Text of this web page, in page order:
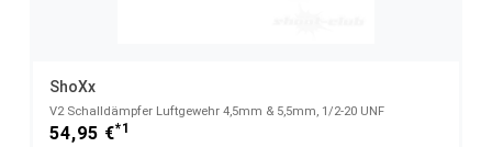
ShoXx
V2 Schalldämpfer Luftgewehr 4,5mm & 5,5mm, 1/2-20 UNF
54,95 €*1